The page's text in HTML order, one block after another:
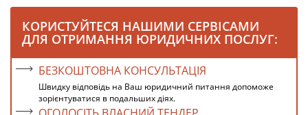
КОРИСТУЙТЕСЯ НАШИМИ СЕРВІСАМИ
ДЛЯ ОТРИМАННЯ ЮРИДИЧНИХ ПОСЛУГ:
БЕЗКОШТОВНА КОНСУЛЬТАЦІЯ
Швидку відповідь на Ваш юридичний питання допоможе
зорієнтуватися в подальших діях.